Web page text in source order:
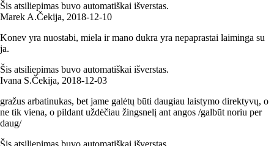
Šis atsiliepimas buvo automatiškai išverstas.
Marek A.Čekija, 2018‑12‑10
Konev yra nuostabi, miela ir mano dukra yra nepaprastai laiminga su
ja.
Šis atsiliepimas buvo automatiškai išverstas.
Ivana S.Čekija, 2018‑12‑03
gražus arbatinukas, bet jame galėtų būti daugiau laistymo direktyvų, o
ne tik viena, o pildant uždėčiau žingsnelį ant angos /galbūt noriu per
daug/
Šis atsiliepimas buvo automatiškai išverstas.